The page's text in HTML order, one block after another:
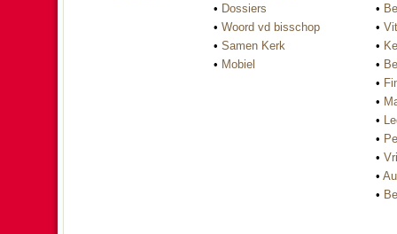
• Dossiers
• Woord vd bisschop
• Samen Kerk
• Mobiel
•
•
•
•
•
•
•
•
•
•
•